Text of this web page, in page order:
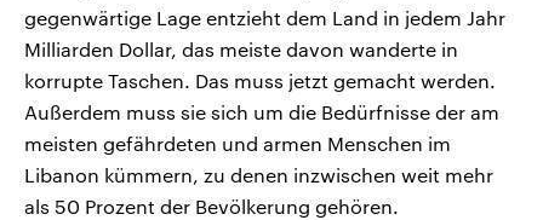
gegenwärtige Lage entzieht dem Land in jedem Jahr
Milliarden Dollar, das meiste davon wanderte in
korrupte Taschen. Das muss jetzt gemacht werden.
Außerdem muss sie sich um die Bedürfnisse der am
meisten gefährdeten und armen Menschen im
Libanon kümmern, zu denen inzwischen weit mehr
als 50 Prozent der Bevölkerung gehören.